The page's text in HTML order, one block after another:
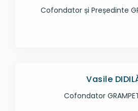
Cofondator și Președinte
Vasile
Cofondator